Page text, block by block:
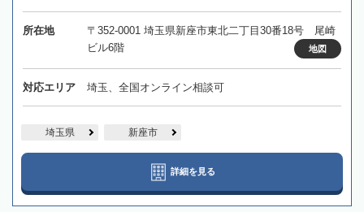
所在地
〒352-0001 埼玉県新座市東北二丁目30番18号 尾崎
ビル6階
地図
対応エリア 埼玉、全国オンライン相談可
埼玉県 新座市
詳細を見る